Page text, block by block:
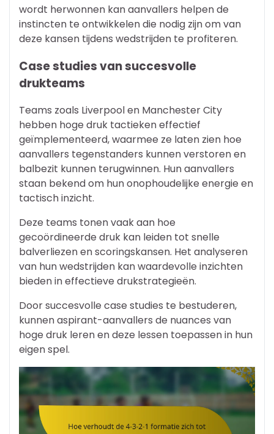
wordt herwonnen kan aanvallers helpen de
instincten te ontwikkelen die nodig zijn om van
deze kansen tijdens wedstrijden te profiteren.
Case studies van succesvolle
drukteams
Teams zoals Liverpool en Manchester City
hebben hoge druk tactieken effectief
geïmplementeerd, waarmee ze laten zien hoe
aanvallers tegenstanders kunnen verstoren en
balbezit kunnen terugwinnen. Hun aanvallers
staan bekend om hun onophoudelijke energie en
tactisch inzicht.
Deze teams tonen vaak aan hoe
gecoördineerde druk kan leiden tot snelle
balverliezen en scoringskansen. Het analyseren
van hun wedstrijden kan waardevolle inzichten
bieden in effectieve drukstrategieën.
Door succesvolle case studies te bestuderen,
kunnen aspirant-aanvallers de nuances van
hoge druk leren en deze lessen toepassen in hun
eigen spel.